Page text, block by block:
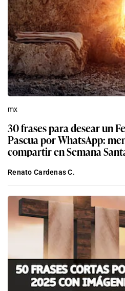
mx
30 frases para desear un
Pascua por WhatsApp:
compartir en Semana
Renato Cardenas C.